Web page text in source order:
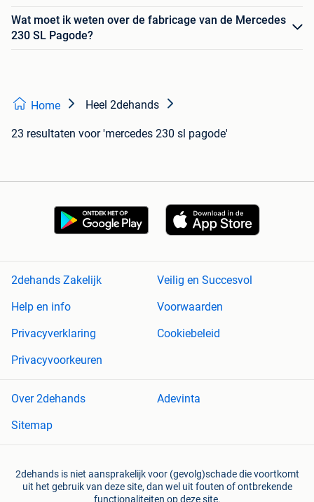
Wat moet ik weten over de fabricage van de Mercedes
230 SL Pagode?
Home Heel 2dehands
23 resultaten voor 'mercedes 230 sl pagode'
2dehands Zakelijk
Veilig en Succesvol
Help en info
Voorwaarden
Privacyverklaring
Cookiebeleid
Privacyvoorkeuren
Over 2dehands
Adevinta
Sitemap
2dehands is niet aansprakelijk voor (gevolg)schade die voortkomt
uit het gebruik van deze site, dan wel uit fouten of ontbrekende
functionaliteiten op deze site.